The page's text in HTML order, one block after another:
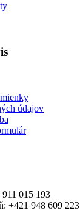
údajov
015 193
+421 948 609 223